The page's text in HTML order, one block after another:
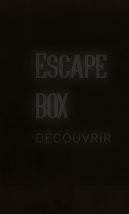
Escape
BOX
DÉCOUVRIR